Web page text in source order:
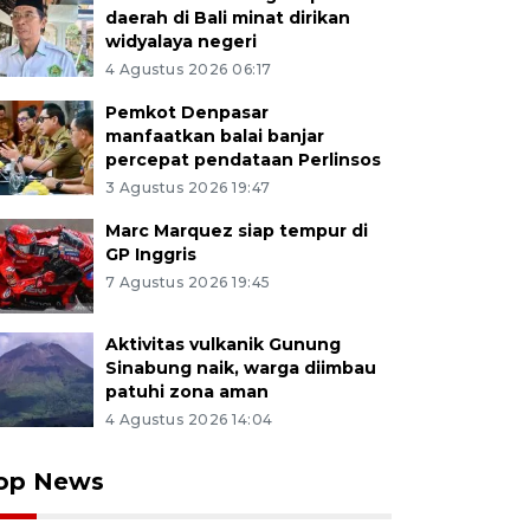
daerah di Bali minat dirikan
widyalaya negeri
4 Agustus 2026 06:17
Pemkot Denpasar
manfaatkan balai banjar
percepat pendataan Perlinsos
3 Agustus 2026 19:47
Marc Marquez siap tempur di
GP Inggris
7 Agustus 2026 19:45
Aktivitas vulkanik Gunung
Sinabung naik, warga diimbau
patuhi zona aman
4 Agustus 2026 14:04
News